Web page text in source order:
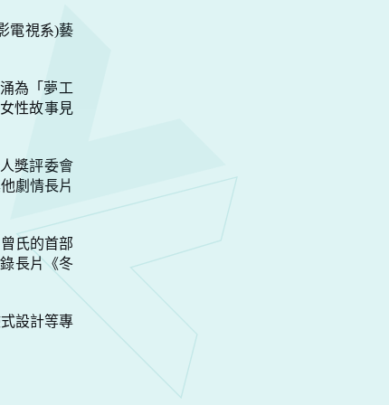
電視系)藝
為「夢工
性故事見
獎評委會
劇情長片
氏的首部
長片《冬
設計等專